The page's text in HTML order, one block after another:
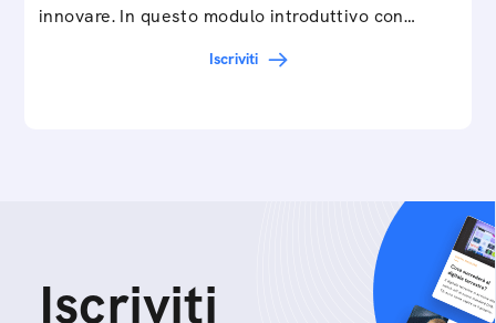
innovare. In questo modulo introduttivo con
Iscriviti
Iscriviti